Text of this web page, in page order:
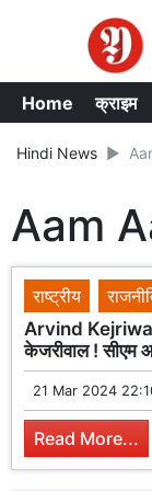
Home क्राइम
Hindi News
Aam
राष्ट्रीय
Arvind Kejriwal
केजरीवाल ! सीएम
21 Mar 2024
Read More...